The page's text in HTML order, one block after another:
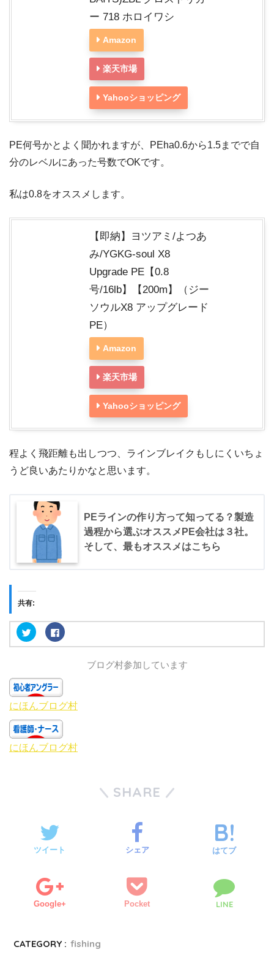
ー 718 ホロイワシ
Amazon
楽天市場
Yahooショッピング
PE何号かとよく聞かれますが、PEha0.6から1.5までで自
分のレベルにあった号数でOKです。
私は0.8をオススメします。
【即納】ヨツアミ/よつあ
み/YGKG-soul X8
Upgrade PE【0.8
号/16lb】【200m】（ジー
ソウルX8 アップグレード
PE）
Amazon
楽天市場
Yahooショッピング
程よく飛距離も出しつつ、ラインブレイクもしにくいちょ
うど良いあたりかなと思います。
PEラインの作り方って知ってる？製造
過程から選ぶオススメPE会社は３社。
そして、最もオススメはこちら
共有:
ク
リ
ッ
w
i
t
t
e
r
で
共
有
(
新
F
a
c
k
共
有
す
る
に
ク
リ
ッ
ィ
開
ま
す
ブログ村参加しています
にほんブログ村
にほんブログ村
SHARE
ツイート シェア はてブ
Google+ Pocket LINE
CATEGORY : fishing